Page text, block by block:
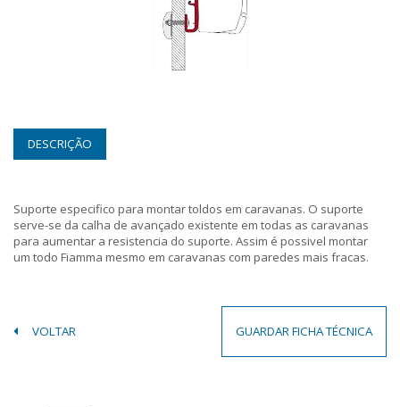
DESCRIÇÃO
Suporte especifico para montar toldos em caravanas. O suporte
serve-se da calha de avançado existente em todas as caravanas
para aumentar a resistencia do suporte. Assim é possivel montar
um todo Fiamma mesmo em caravanas com paredes mais fracas.
VOLTAR GUARDAR FICHA TÉCNICA